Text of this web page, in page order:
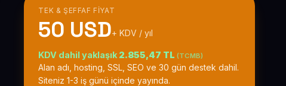
TEK & ŞEFFAF FIYAT
50 USD+ KDV / yıl
KDV dahil yaklaşık 2.855,47 TL (TCMB)
Alan adı, hosting, SSL, SEO ve 30 gün destek dahil.
Siteniz 1-3 iş günü içinde yayında.